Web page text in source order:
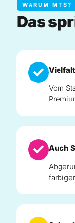
WARUM MTS?
Das
Vom
Auch